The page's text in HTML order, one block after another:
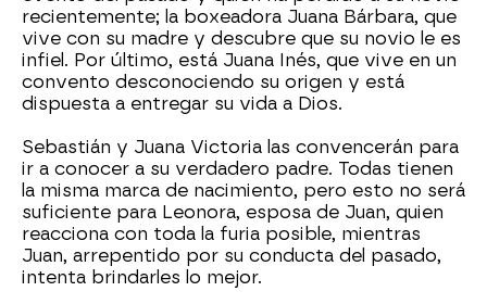
recientemente; la boxeadora Juana Bárbara, que
vive con su madre y descubre que su novio le es
infiel. Por último, está Juana Inés, que vive en un
convento desconociendo su origen y está
dispuesta a entregar su vida a Dios.
Sebastián y Juana Victoria las convencerán para
ir a conocer a su verdadero padre. Todas tienen
la misma marca de nacimiento, pero esto no será
suficiente para Leonora, esposa de Juan, quien
reacciona con toda la furia posible, mientras
Juan, arrepentido por su conducta del pasado,
intenta brindarles lo mejor.